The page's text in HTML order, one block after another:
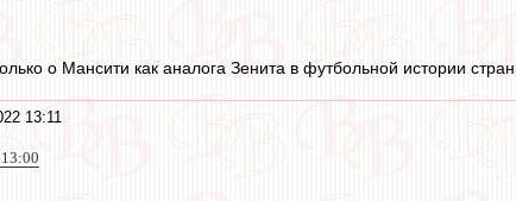
о Мансити как аналога Зенита в футбольной истории
13:11